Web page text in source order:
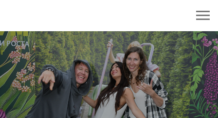
ЗЕЛЕНЫЙ ПОДИУМ